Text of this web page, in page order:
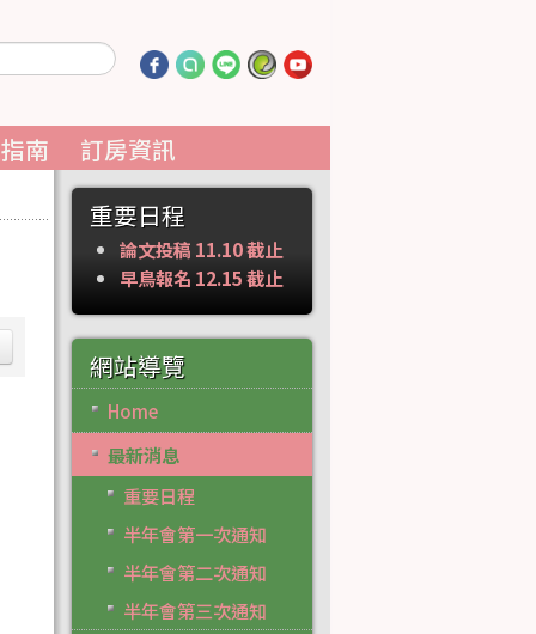
南
訂房資訊
重要日程
論文投稿 11.10 截止
早鳥報名 12.15 截止
網站導覽
Home
最新消息
重要日程
半年會第一次通知
半年會第二次通知
半年會第三次通知